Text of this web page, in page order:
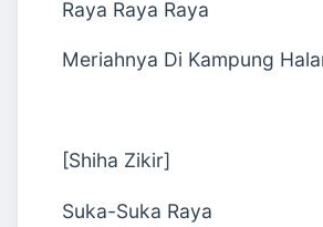
Raya Raya Raya
Meriahnya Di Kampung
[Shiha Zikir]
Suka-Suka Raya